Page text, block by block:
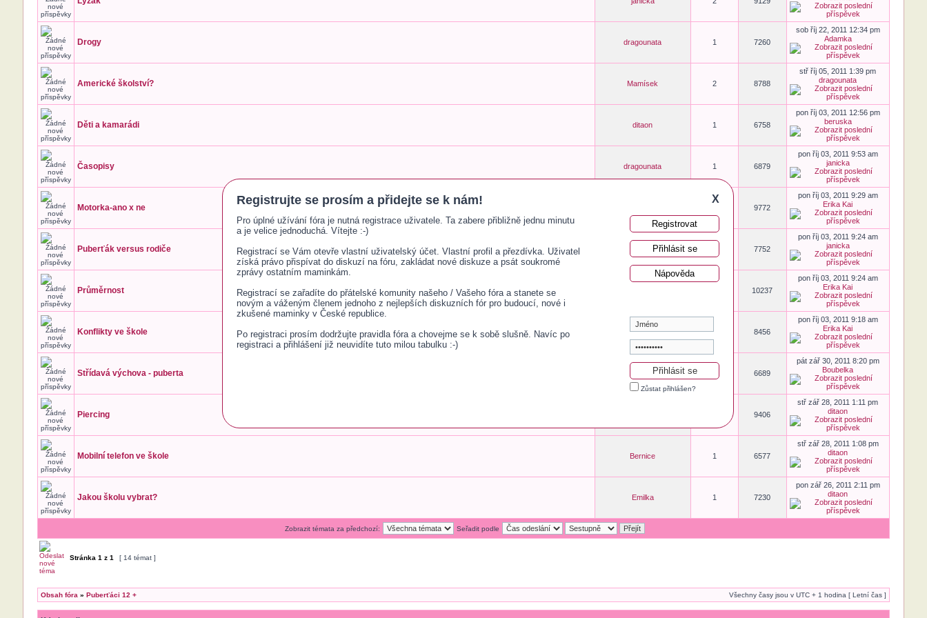
Registrujte se prosím a přidejte se k nám! X
Pro úplné užívání fóra je nutná registrace uživatele. Ta zabere přibližně jednu minutu
a je velice jednoduchá. Vítejte :-)
Registrací se Vám otevře vlastní uživatelský účet. Vlastní profil a přezdívka. Uživatel
získá právo přispívat do diskuzí na fóru, zakládat nové diskuze a psát soukromé
zprávy ostatním maminkám.
Registrací se zařadíte do přátelské komunity našeho / Vašeho fóra a stanete se
novým a váženým členem jednoho z nejlepších diskuzních fór pro budoucí, nové i
zkušené maminky v České republice.
Po registraci prosím dodržujte pravidla fóra a chovejme se k sobě slušně. Navíc po
registraci a přihlášení již neuvidíte tuto milou tabulku :-)
Registrovat
Přihlásit se
Nápověda
Zůstat přihlášen?
Drogy dragounata 1 7260
sob říj 22, 2011 12:34 pm
Adamka
Americké školství? Mamísek 2 8788
stř říj 05, 2011 1:39 pm
dragounata
Děti a kamarádi ditaon 1 6758
pon říj 03, 2011 12:56 pm
beruska
Časopisy dragounata 1 6879
pon říj 03, 2011 9:53 am
janicka
Motorka-ano x ne 9772
pon říj 03, 2011 9:29 am
Erika Kai
Puberťák versus rodiče 7752
pon říj 03, 2011 9:24 am
janicka
Průměrnost 10237
pon říj 03, 2011 9:24 am
Erika Kai
Konflikty ve škole Emilka 2 8456
pon říj 03, 2011 9:18 am
Erika Kai
Střídavá výchova - puberta janicka 6689
pát zář 30, 2011 8:20 pm
Boubelka
Piercing 9406
stř zář 28, 2011 1:11 pm
ditaon
Mobilní telefon ve škole Bernice 1 6577
stř zář 28, 2011 1:08 pm
ditaon
Jakou školu vybrat? Emilka 1 7230
pon zář 26, 2011 2:11 pm
ditaon
Zobrazit témata za předchozí: Seřadit podle
Stránka 1 z 1 [ 14 témat ]
Obsah fóra » Puberťáci 12 + Všechny časy jsou v UTC + 1 hodina [ Letní čas ]